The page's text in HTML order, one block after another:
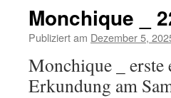
Monchique _
Publiziert am Dezember 5,
Monchique _
Erkundung am